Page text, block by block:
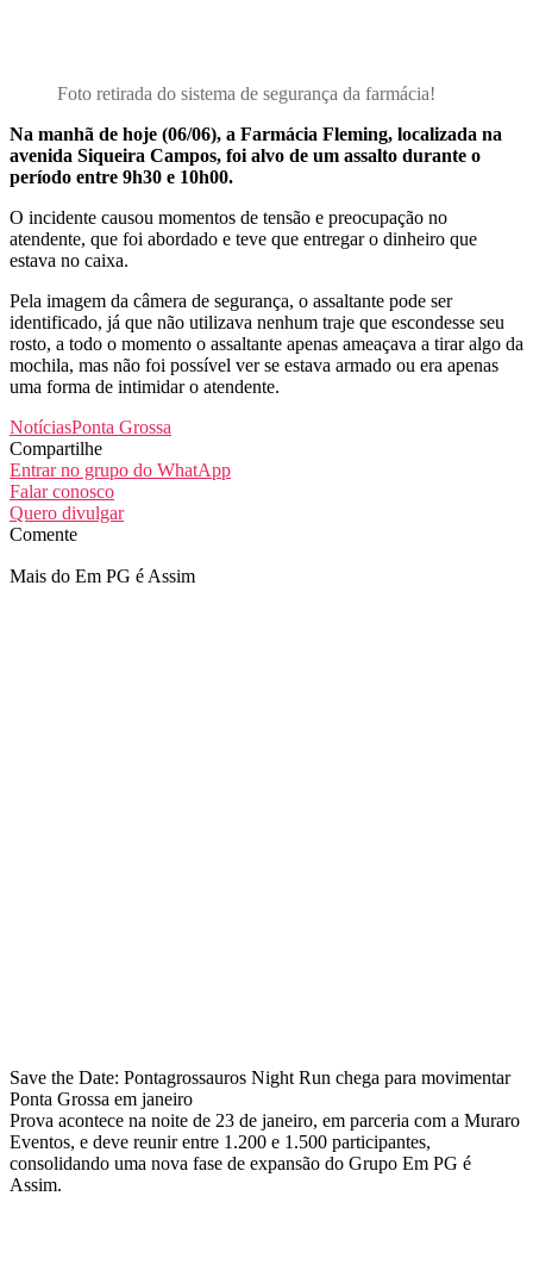
Foto retirada do sistema de segurança da farmácia!
Na manhã de hoje (06/06), a Farmácia Fleming, localizada na
avenida Siqueira Campos, foi alvo de um assalto durante o
período entre 9h30 e 10h00.
O incidente causou momentos de tensão e preocupação no
atendente, que foi abordado e teve que entregar o dinheiro que
estava no caixa.
Pela imagem da câmera de segurança, o assaltante pode ser
identificado, já que não utilizava nenhum traje que escondesse seu
rosto, a todo o momento o assaltante apenas ameaçava a tirar algo da
mochila, mas não foi possível ver se estava armado ou era apenas
uma forma de intimidar o atendente.
NotíciasPonta Grossa
Compartilhe
Entrar no grupo do WhatApp
Falar conosco
Quero divulgar
Comente
Mais do Em PG é Assim
Save the Date: Pontagrossauros Night Run chega para movimentar
Ponta Grossa em janeiro
Prova acontece na noite de 23 de janeiro, em parceria com a Muraro
Eventos, e deve reunir entre 1.200 e 1.500 participantes,
consolidando uma nova fase de expansão do Grupo Em PG é
Assim.